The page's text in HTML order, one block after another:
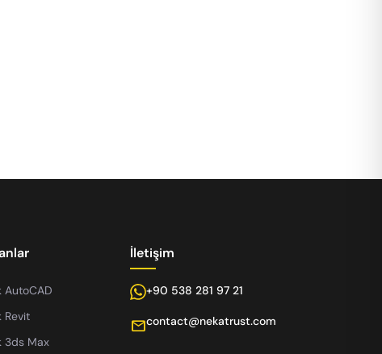
AutoCAD
Revit
3ds Max
İletişim
+90 538 281 97 21
mailcontact@nekatrust.com